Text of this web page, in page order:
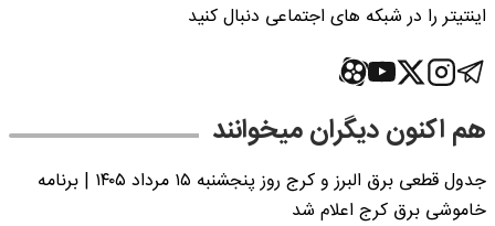
اینتیتر را در شبکه های اجتماعی دنبال کنید
هم اکنون دیگران میخوانند
جدول قطعی برق البرز و کرج روز پنجشنبه ۱۵ مرداد ۱۴۰۵ | برنامه
خاموشی برق کرج اعلام شد